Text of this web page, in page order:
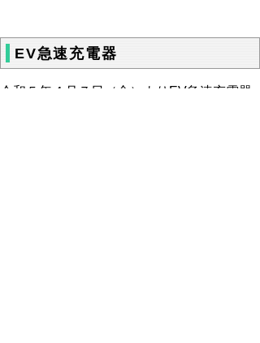
EV急速充電器
令和５年４月７日（金）よりEV急速充電器